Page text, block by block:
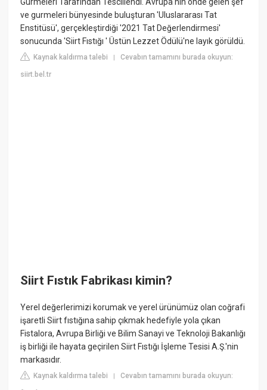
ve gurmeleri bünyesinde buluşturan 'Uluslararası Tat
Enstitüsü', gerçekleştirdiği '2021 Tat Değerlendirmesi'
sonucunda 'Siirt Fıstığı ' Üstün Lezzet Ödülü'ne layık görüldü.
Kaynak kaldırma talebi |Cevabın tamamını burada okuyun:
siirt.bel.tr
Siirt Fıstık Fabrikası kimin?
Yerel değerlerimizi korumak ve yerel ürünümüz olan coğrafi
işaretli Siirt fıstığına sahip çıkmak hedefiyle yola çıkan
Fistalora, Avrupa Birliği ve Bilim Sanayi ve Teknoloji Bakanlığı
iş birliği ile hayata geçirilen Siirt Fıstığı İşleme Tesisi A.Ş.'nin
markasıdır.
Kaynak kaldırma talebi |Cevabın tamamını burada okuyun: